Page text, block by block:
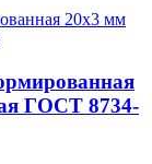
ГОСТ 8734-